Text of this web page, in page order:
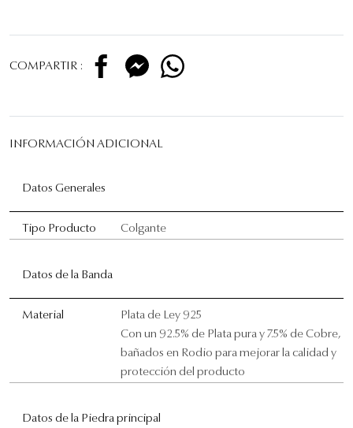
COMPARTIR :
INFORMACIÓN ADICIONAL
Datos Generales
Tipo Producto Colgante
Datos de la Banda
Material
Plata de Ley 925
Con un 92.5% de Plata pura y 7.5% de Cobre,
bañados en Rodio para mejorar la calidad y
protección del producto
Datos de la Piedra principal